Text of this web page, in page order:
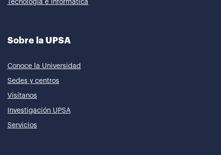
Tecnología e Informática
Sobre la UPSA
Conoce la Universidad
Sedes y centros
Visítanos
Investigación UPSA
Servicios